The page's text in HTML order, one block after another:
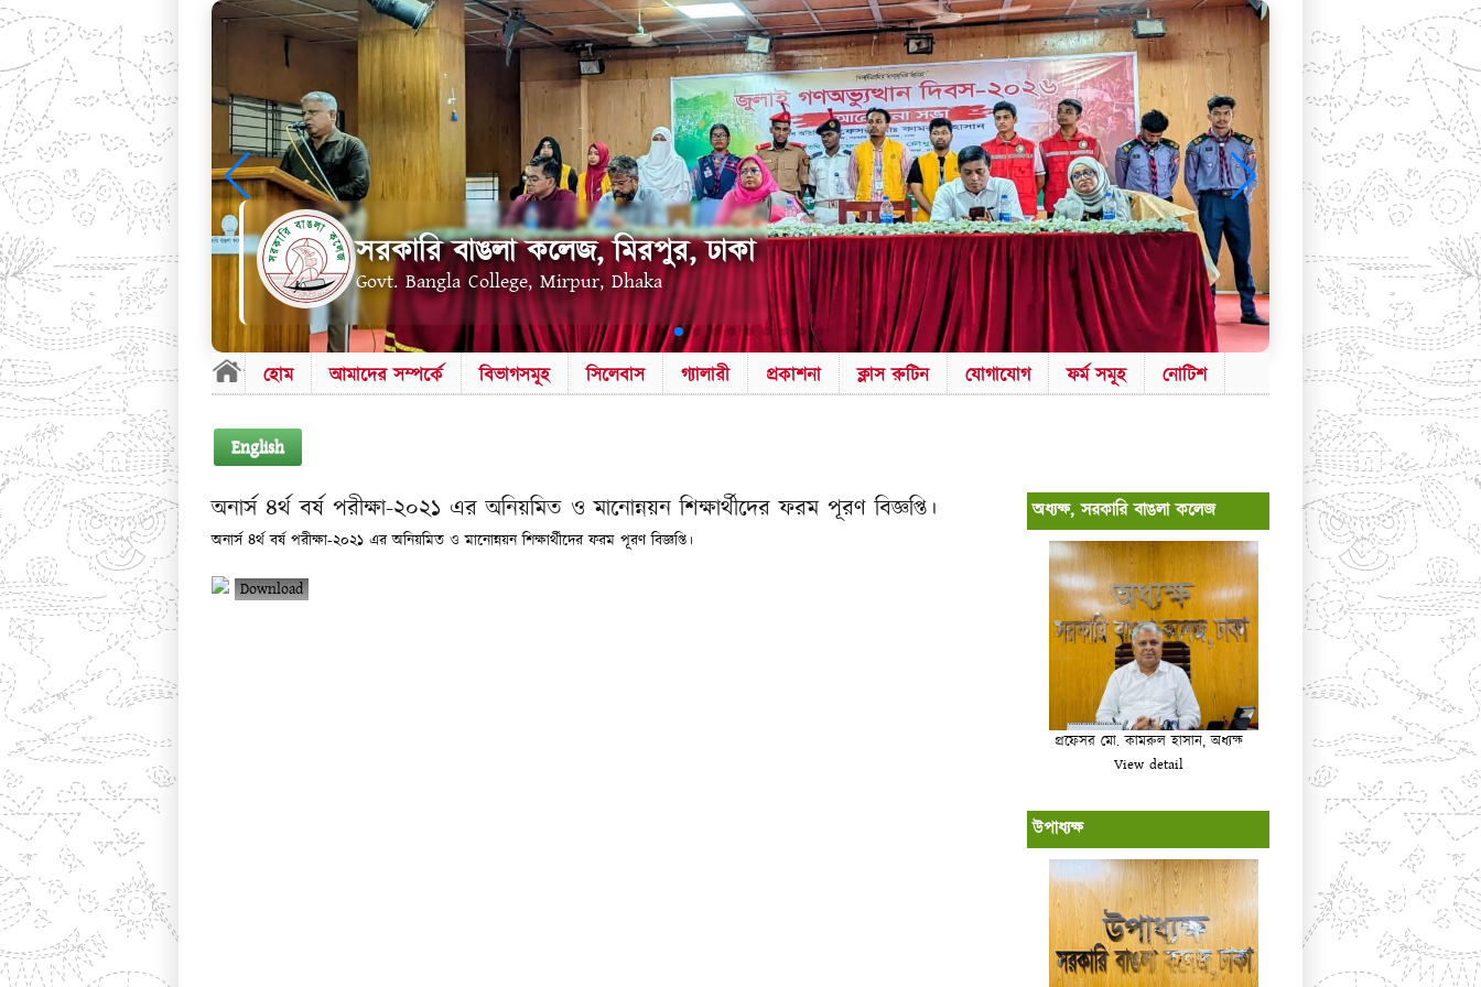
সরকারি বাঙলা কলেজ, মিরপুর, ঢাকা
Govt. Bangla College, Mirpur, Dhaka
হোম আমাদের সম্পর্কে বিভাগসমূহ সিলেবাস গ্যালারী প্রকাশনা ক্লাস রুটিন যোগাযোগ ফর্ম সমূহ নোটিশ
English
অনার্স ৪র্থ বর্ষ পরীক্ষা-২০২১ এর অনিয়মিত ও মানোন্নয়ন শিক্ষার্থীদের ফরম পূরণ বিজ্ঞপ্তি।
অনার্স ৪র্থ বর্ষ পরীক্ষা-২০২১ এর অনিয়মিত ও মানোন্নয়ন শিক্ষার্থীদের ফরম পূরণ বিজ্ঞপ্তি।
Download
অধ্যক্ষ, সরকারি বাঙলা কলেজ
প্রফেসর মো. কামরুল হাসান, অধ্যক্ষ
View detail
উপাধ্যক্ষ